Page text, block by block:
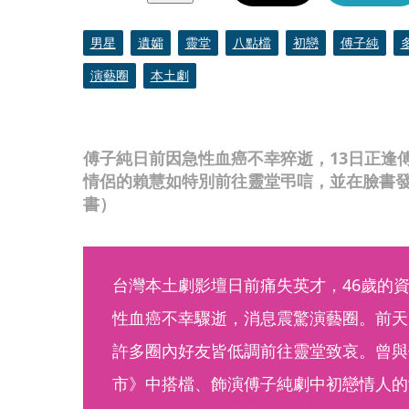
傅子純日前因急性血癌不幸猝逝，13日正逢
情侶的賴慧如特別前往靈堂弔唁，並在臉書
書）
男星 遺孀 靈堂 八點檔 初戀 傅子純
演藝圈
本土劇
台灣本土劇影壇日前痛失英才，46歲的
性血癌不幸驟逝，消息震驚演藝圈。前
許多圈內好友皆低調前往靈堂致哀。曾
市》中搭檔、飾演傅子純劇中初戀情人